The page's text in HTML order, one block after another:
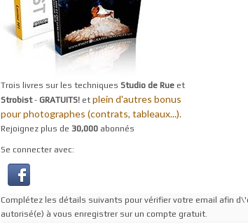
Trois livres sur les techniques Studio de Rueet
Strobist- GRATUITS! et plein d'autres bonus
pour photographes (contrats, tableaux...).
Rejoignez plus de 30,000abonnés
Se connecter avec:
Complétez les détails suivants pour vérifier votre email afin
autorisé(e) à vous enregistrer sur un compte gratuit.